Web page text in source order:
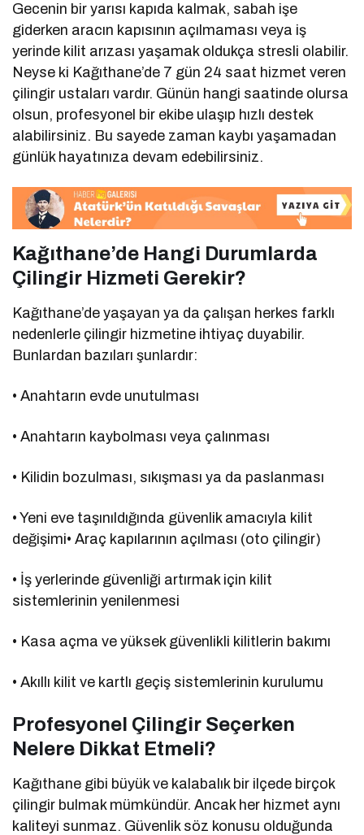
Gecenin bir yarısı kapıda kalmak, sabah işe
giderken aracın kapısının açılmaması veya iş
yerinde kilit arızası yaşamak oldukça stresli olabilir.
Neyse ki Kağıthane’de 7 gün 24 saat hizmet veren
çilingir ustaları vardır. Günün hangi saatinde olursa
olsun, profesyonel bir ekibe ulaşıp hızlı destek
alabilirsiniz. Bu sayede zaman kaybı yaşamadan
günlük hayatınıza devam edebilirsiniz.
Kağıthane’de Hangi Durumlarda
Çilingir Hizmeti Gerekir?
Kağıthane’de yaşayan ya da çalışan herkes farklı
nedenlerle çilingir hizmetine ihtiyaç duyabilir.
Bunlardan bazıları şunlardır:
• Anahtarın evde unutulması
• Anahtarın kaybolması veya çalınması
• Kilidin bozulması, sıkışması ya da paslanması
• Yeni eve taşınıldığında güvenlik amacıyla kilit
değişimi• Araç kapılarının açılması (oto çilingir)
• İş yerlerinde güvenliği artırmak için kilit
sistemlerinin yenilenmesi
• Kasa açma ve yüksek güvenlikli kilitlerin bakımı
• Akıllı kilit ve kartlı geçiş sistemlerinin kurulumu
Profesyonel Çilingir Seçerken
Nelere Dikkat Etmeli?
Kağıthane gibi büyük ve kalabalık bir ilçede birçok
çilingir bulmak mümkündür. Ancak her hizmet aynı
kaliteyi sunmaz. Güvenlik söz konusu olduğunda